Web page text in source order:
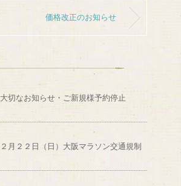
価格改正のお知らせ
大切なお知らせ・ご新規様予約停止
２月２２日（日）大阪マラソン交通規制